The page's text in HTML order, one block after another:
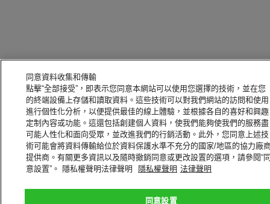
同意資料收集和傳輸
點擊“全部接受”，即表示您同意本網站可以使用您選擇的技術，並在您
的終端設備上存儲和讀取資料。這些技術可以對我們網站的訪問和使用
進行個性化分析，以便提供最佳的線上體驗，並根據各自的喜好和興趣
定制內容或功能。這還包括創建個人資料，使我們能夠使我們的服務盡
可能人性化和面向受眾，並改進我們的行銷活動。此外，您同意上述技
術可能會將資料傳輸給位於資料保護水準不充分的國家/地區的協力廠
提供商。有關更多資訊以及隨時撤銷同意或更改設置的選項，請參閱“
意設置”。 隱私權聲明法律聲明
隱私權聲明 法律聲明
同意設置